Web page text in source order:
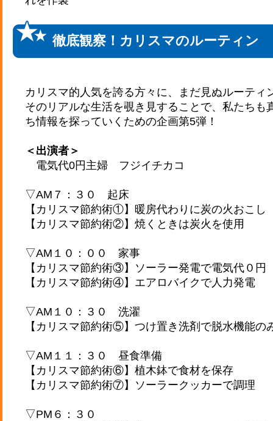
徹底観察！カリスマのルーティン
カリスマ的人気を誇る方々に、まだ見ぬルーティ
そのリアルな生活を覗き見することで、私たちも
ち情報を探っていくための企画第5弾！
＜出演者＞
電気代0円主婦 フジイチカコ
▽AM７：３０ 起床
【カリスマ節約術①】暖房代わりに炭の火おこし
【カリスマ節約術②】焼くときは炭火を使用
▽AM１０：００ 家事
【カリスマ節約術③】ソーラー発電で電気代０円
【カリスマ節約術④】エアロバイクで人力発電
▽AM１０：３０ 洗濯
【カリスマ節約術⑤】つけ置き洗剤で脱水機能の
▽AM１１：３０ 昼食準備
【カリスマ節約術⑥】植木鉢で食材を保存
【カリスマ節約術⑦】ソーラークッカーで調理
▽PM６：３０